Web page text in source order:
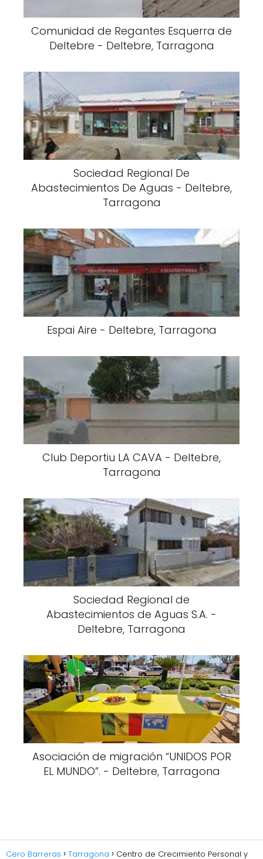
Comunidad de Regantes Esquerra de
Deltebre - Deltebre, Tarragona
Sociedad Regional De
Abastecimientos De Aguas - Deltebre,
Tarragona
Espai Aire - Deltebre, Tarragona
Club Deportiu LA CAVA - Deltebre,
Tarragona
Sociedad Regional de
Abastecimientos de Aguas S.A. -
Deltebre, Tarragona
Asociación de migración “UNIDOS POR
EL MUNDO”. - Deltebre, Tarragona
Cero Barreras Tarragona Centro de Crecimiento Personal y